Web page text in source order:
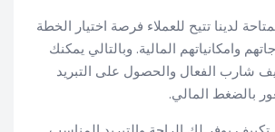
لدينا تتيح للعملاء فرصة اختيار الخطة
وامكانياتهم المالية. وبالتالي يمكنك
شارب الفعال والحصول على التبريد
بالضغط المالي.